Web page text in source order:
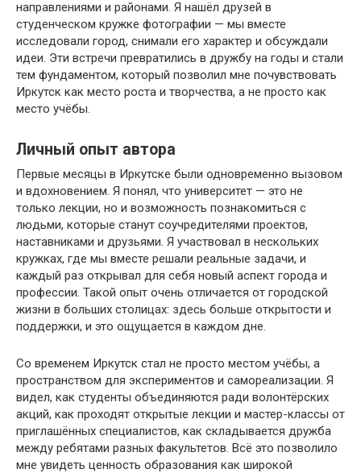
направлениями и районами. Я нашёл друзей в
студенческом кружке фотографии — мы вместе
исследовали город, снимали его характер и обсуждали
идеи. Эти встречи превратились в дружбу на годы и стали
тем фундаментом, который позволил мне почувствовать
Иркутск как место роста и творчества, а не просто как
место учёбы.
Личный опыт автора
Первые месяцы в Иркутске были одновременно вызовом
и вдохновением. Я понял, что университет — это не
только лекции, но и возможность познакомиться с
людьми, которые станут соучредителями проектов,
наставниками и друзьями. Я участвовал в нескольких
кружках, где мы вместе решали реальные задачи, и
каждый раз открывал для себя новый аспект города и
профессии. Такой опыт очень отличается от городской
жизни в больших столицах: здесь больше открытости и
поддержки, и это ощущается в каждом дне.
Со временем Иркутск стал не просто местом учёбы, а
пространством для экспериментов и самореализации. Я
видел, как студенты объединяются ради волонтёрских
акций, как проходят открытые лекции и мастер-классы от
приглашённых специалистов, как складывается дружба
между ребятами разных факультетов. Всё это позволило
мне увидеть ценность образования как широкой